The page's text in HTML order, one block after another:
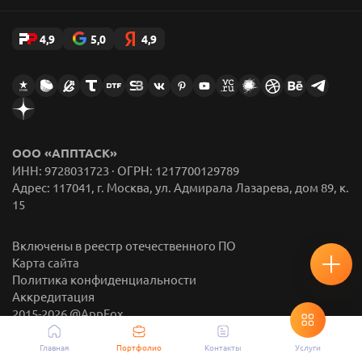
4,9 5,0 4,9
ООО «АППТАСК»
ИНН: 9728031723 · ОГРН: 1217700129789
Адрес: 117041, г. Москва, ул. Адмирала Лазарева, дом 89, к.
15
2015-2026@AppFox
Аккредитация
Политика конфиденциальности
Карта сайта
Включены в реестр отечественного ПО
Главная Портфолио Контакты Услуги